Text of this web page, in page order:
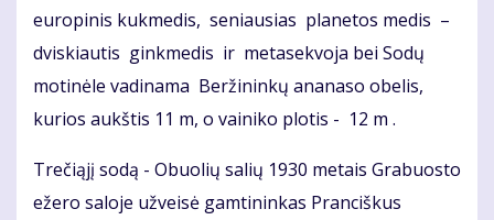
europinis kukmedis, seniausias planetos medis –
dviskiautis ginkmedis ir metasekvoja bei Sodų
motinėle vadinama Beržininkų ananaso obelis,
kurios aukštis 11 m, o vainiko plotis - 12 m .
Trečiąjį sodą - Obuolių salių 1930 metais Grabuosto
ežero saloje užveisė gamtininkas Pranciškus